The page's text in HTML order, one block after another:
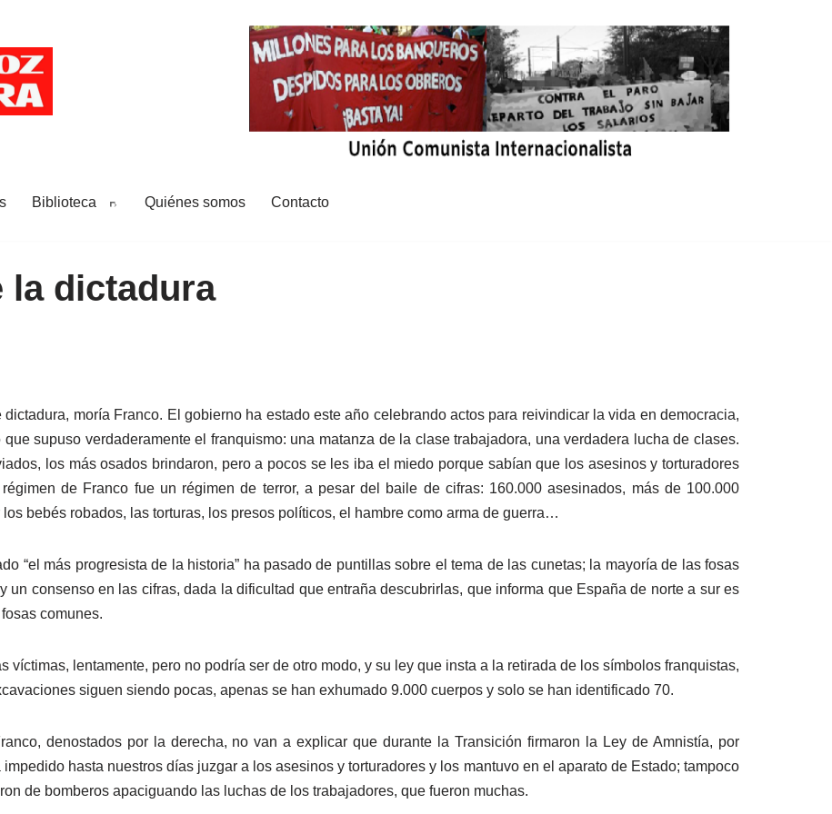
Biblioteca Quiénes somos Contacto
la dictadura
moría Franco. El gobierno ha estado este año celebrando actos para reivindicar la vida en democracia,
supuso verdaderamente el franquismo: una matanza de la clase trabajadora, una verdadera lucha de clases.
los más osados brindaron, pero a pocos se les iba el miedo porque sabían que los asesinos y torturadores
de Franco fue un régimen de terror, a pesar del baile de cifras: 160.000 asesinados, más de 100.000
bebés robados, las torturas, los presos políticos, el hambre como arma de guerra…
“el más progresista de la historia” ha pasado de puntillas sobre el tema de las cunetas; la mayoría de las fosas
un consenso en las cifras, dada la dificultad que entraña descubrirlas, que informa que España de norte a sur es
comunes.
víctimas, lentamente, pero no podría ser de otro modo, y su ley que insta a la retirada de los símbolos franquistas,
siguen siendo pocas, apenas se han exhumado 9.000 cuerpos y solo se han identificado 70.
denostados por la derecha, no van a explicar que durante la Transición firmaron la Ley de Amnistía, por
hasta nuestros días juzgar a los asesinos y torturadores y los mantuvo en el aparato de Estado; tampoco
de bomberos apaciguando las luchas de los trabajadores, que fueron muchas.